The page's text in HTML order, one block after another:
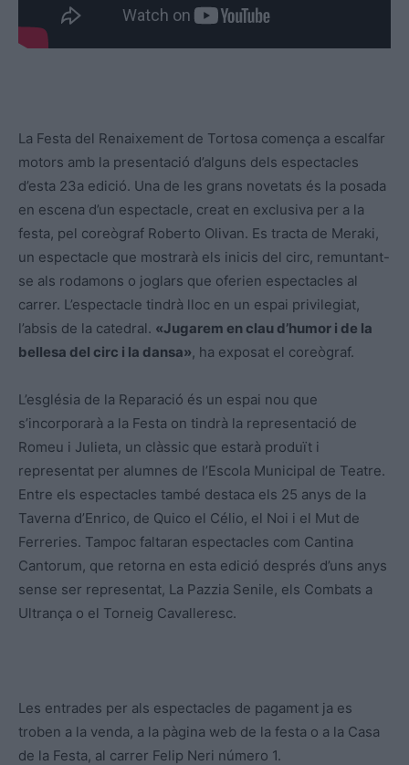
La Festa del Renaixement de Tortosa comença a escalfar
motors amb la presentació d’alguns dels espectacles
d’esta 23a edició. Una de les grans novetats és la posada
en escena d’un espectacle, creat en exclusiva per a la
festa, pel coreògraf Roberto Olivan. Es tracta de Meraki,
un espectacle que mostrarà els inicis del circ, remuntant-
se als rodamons o joglars que oferien espectacles al
carrer. L’espectacle tindrà lloc en un espai privilegiat,
l’absis de la catedral. «Jugarem en clau d’humor i de la
bellesa del circ i la dansa», ha exposat el coreògraf.
L’església de la Reparació és un espai nou que
s’incorporarà a la Festa on tindrà la representació de
Romeu i Julieta, un clàssic que estarà produït i
representat per alumnes de l’Escola Municipal de Teatre.
Entre els espectacles també destaca els 25 anys de la
Taverna d’Enrico, de Quico el Célio, el Noi i el Mut de
Ferreries. Tampoc faltaran espectacles com Cantina
Cantorum, que retorna en esta edició després d’uns anys
sense ser representat, La Pazzia Senile, els Combats a
Ultrança o el Torneig Cavalleresc.
Les entrades per als espectacles de pagament ja es
troben a la venda, a la pàgina web de la festa o a la Casa
de la Festa, al carrer Felip Neri número 1.